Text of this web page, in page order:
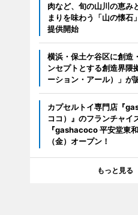
肉など、旬の山川の恵み
まりを味わう「山の懐石
提供開始
横浜・保土ケ谷区に創造
ンセプトとする創造界隈
ーション・アール）」が
カプセルトイ専門店『
ココ）』のフランチャイ
『gashacoco 平安堂東
（金）オープン！
もっと見る